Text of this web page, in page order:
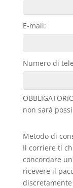
E-mail:
Numero di
non sarà
Metodo di
Il corriere ti
concordare
ricevere il